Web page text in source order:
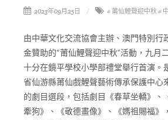
2023年09月25日 # 莆仙鯉聲迎中秋 #
由中華文化交流協會主辦、澳門特別行
金贊助的“莆仙鯉聲迎中秋”活動，九月
十分在鏡平學校小學部禮堂舉行首演。
省仙游縣莆仙戲鯉聲藝術傳承保護中心
的劇目選段，包括劇目《春草坐轎》、
牽狗》、《敬德畫像》、《媽祖賜福》